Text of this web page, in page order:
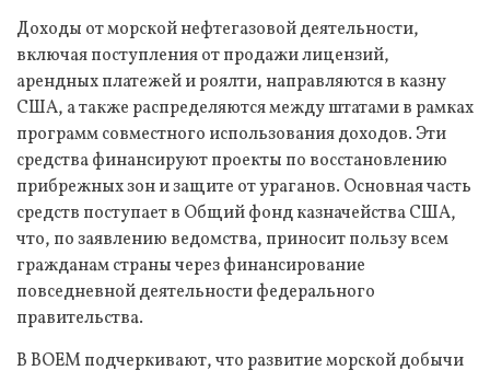
Доходы от морской нефтегазовой деятельности,
включая поступления от продажи лицензий,
арендных платежей и роялти, направляются в казну
США, а также распределяются между штатами в рамках
программ совместного использования доходов. Эти
средства финансируют проекты по восстановлению
прибрежных зон и защите от ураганов. Основная часть
средств поступает в Общий фонд казначейства США,
что, по заявлению ведомства, приносит пользу всем
гражданам страны через финансирование
повседневной деятельности федерального
правительства.
В BOEM подчеркивают, что развитие морской добычи